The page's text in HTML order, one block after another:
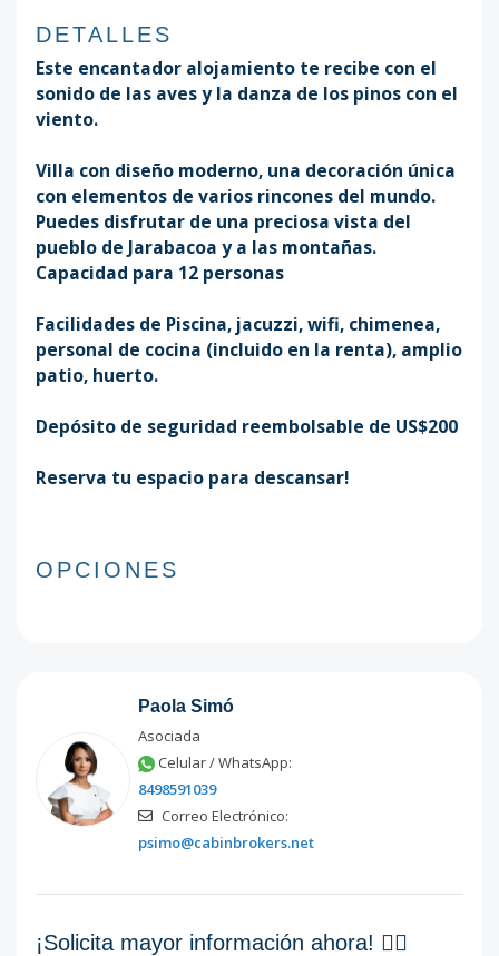
DETALLES
Este encantador alojamiento te recibe con el
sonido de las aves y la danza de los pinos con el
viento.
Villa con diseño moderno, una decoración única
con elementos de varios rincones del mundo.
Puedes disfrutar de una preciosa vista del
pueblo de Jarabacoa y a las montañas.
Capacidad para 12 personas
Facilidades de Piscina, jacuzzi, wifi, chimenea,
personal de cocina (incluido en la renta), amplio
patio, huerto.
Depósito de seguridad reembolsable de US$200
Reserva tu espacio para descansar!
OPCIONES
Paola Simó
Asociada
Celular / WhatsApp:
8498591039
Correo Electrónico:
psimo@cabinbrokers.net
¡Solicita mayor información ahora! 👇🏽